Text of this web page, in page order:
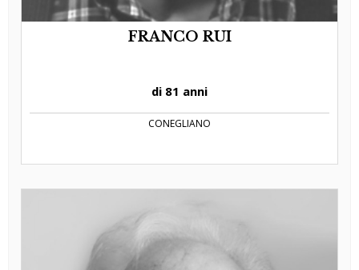
FRANCO RUI
di 81 anni
CONEGLIANO